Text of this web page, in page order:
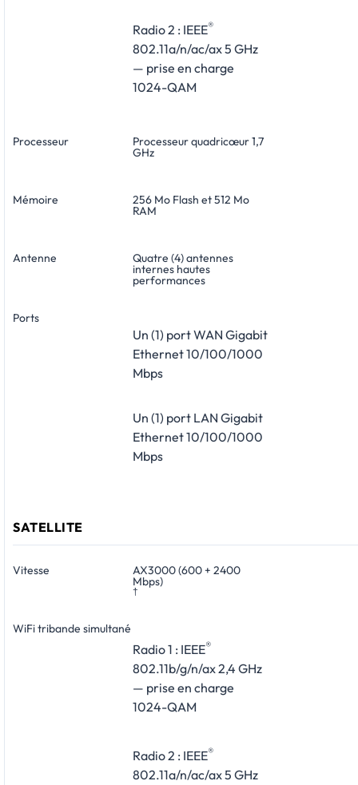
Radio 2 : IEEE®
802.11a/n/ac/ax 5 GHz
— prise en charge
1024-QAM
Processeur Processeur quadricœur 1,7
GHz
Mémoire 256 Mo Flash et 512 Mo
RAM
Antenne Quatre (4) antennes
internes hautes
performances
Ports
Un (1) port WAN Gigabit
Ethernet 10/100/1000
Mbps
Un (1) port LAN Gigabit
Ethernet 10/100/1000
Mbps
SATELLITE
Vitesse AX3000 (600 + 2400
Mbps)
†
WiFi tribande simultané
Radio 1 : IEEE®
802.11b/g/n/ax 2,4 GHz
— prise en charge
1024-QAM
Radio 2 : IEEE®
802.11a/n/ac/ax 5 GHz